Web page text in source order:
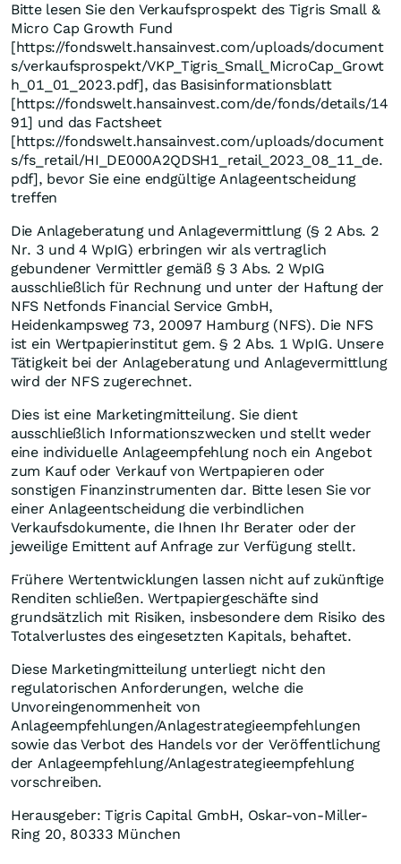
Bitte lesen Sie den Verkaufsprospekt des Tigris Small &
Micro Cap Growth Fund
[https://fondswelt.hansainvest.com/uploads/document
s/verkaufsprospekt/VKP_Tigris_Small_MicroCap_Growt
h_01_01_2023.pdf], das Basisinformationsblatt
[https://fondswelt.hansainvest.com/de/fonds/details/14
91] und das Factsheet
[https://fondswelt.hansainvest.com/uploads/document
s/fs_retail/HI_DE000A2QDSH1_retail_2023_08_11_de.
pdf], bevor Sie eine endgültige Anlageentscheidung
treffen
Die Anlageberatung und Anlagevermittlung (§ 2 Abs. 2
Nr. 3 und 4 WpIG) erbringen wir als vertraglich
gebundener Vermittler gemäß § 3 Abs. 2 WpIG
ausschließlich für Rechnung und unter der Haftung der
NFS Netfonds Financial Service GmbH,
Heidenkampsweg 73, 20097 Hamburg (NFS). Die NFS
ist ein Wertpapierinstitut gem. § 2 Abs. 1 WpIG. Unsere
Tätigkeit bei der Anlageberatung und Anlagevermittlung
wird der NFS zugerechnet.
Dies ist eine Marketingmitteilung. Sie dient
ausschließlich Informationszwecken und stellt weder
eine individuelle Anlageempfehlung noch ein Angebot
zum Kauf oder Verkauf von Wertpapieren oder
sonstigen Finanzinstrumenten dar. Bitte lesen Sie vor
einer Anlageentscheidung die verbindlichen
Verkaufsdokumente, die Ihnen Ihr Berater oder der
jeweilige Emittent auf Anfrage zur Verfügung stellt.
Frühere Wertentwicklungen lassen nicht auf zukünftige
Renditen schließen. Wertpapiergeschäfte sind
grundsätzlich mit Risiken, insbesondere dem Risiko des
Totalverlustes des eingesetzten Kapitals, behaftet.
Diese Marketingmitteilung unterliegt nicht den
regulatorischen Anforderungen, welche die
Unvoreingenommenheit von
Anlageempfehlungen/Anlagestrategieempfehlungen
sowie das Verbot des Handels vor der Veröffentlichung
der Anlageempfehlung/Anlagestrategieempfehlung
vorschreiben.
Herausgeber: Tigris Capital GmbH, Oskar-von-Miller-
Ring 20, 80333 München